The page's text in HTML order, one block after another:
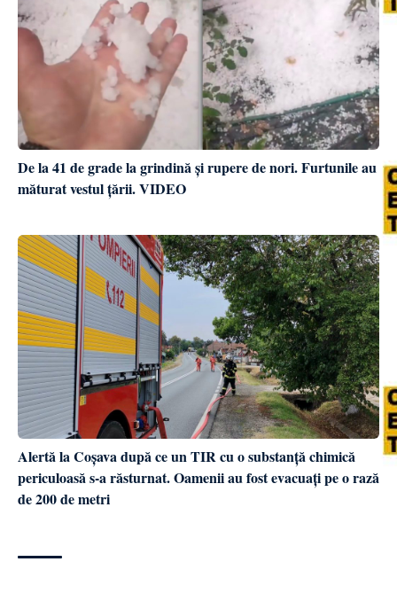
De la 41 de grade la grindină și rupere de nori. Furtunile au
măturat vestul țării. VIDEO
Alertă la Coșava după ce un TIR cu o substanță chimică
periculoasă s-a răsturnat. Oamenii au fost evacuați pe o rază
de 200 de metri